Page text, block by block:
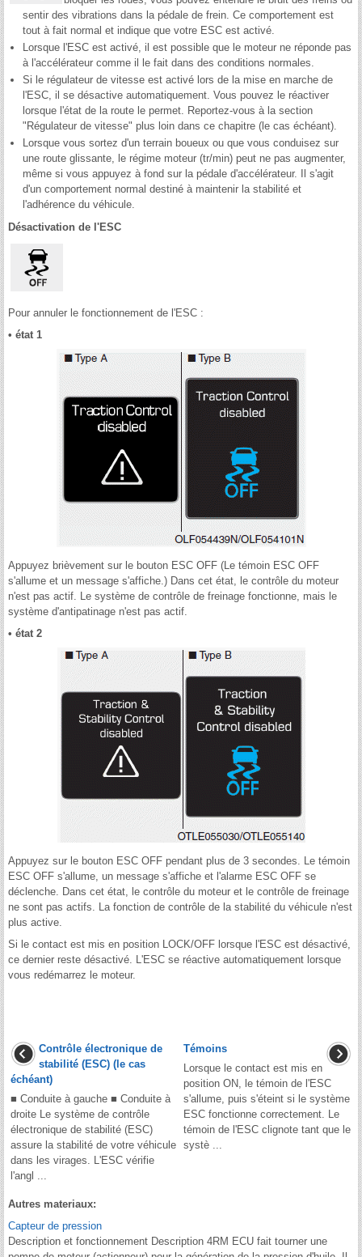
sentir des vibrations dans la pédale de frein. Ce comportement est
tout à fait normal et indique que votre ESC est activé.
Lorsque l'ESC est activé, il est possible que le moteur ne réponde pas
à l'accélérateur comme il le fait dans des conditions normales.
Si le régulateur de vitesse est activé lors de la mise en marche de
l'ESC, il se désactive automatiquement. Vous pouvez le réactiver
lorsque l'état de la route le permet. Reportez-vous à la section
"Régulateur de vitesse" plus loin dans ce chapitre (le cas échéant).
Lorsque vous sortez d'un terrain boueux ou que vous conduisez sur
une route glissante, le régime moteur (tr/min) peut ne pas augmenter,
même si vous appuyez à fond sur la pédale d'accélérateur. Il s'agit
d'un comportement normal destiné à maintenir la stabilité et
l'adhérence du véhicule.
Désactivation de l'ESC
Pour annuler le fonctionnement de l'ESC :
• état 1
Appuyez brièvement sur le bouton ESC OFF (Le témoin ESC OFF
s'allume et un message s'affiche.) Dans cet état, le contrôle du moteur
n'est pas actif. Le système de contrôle de freinage fonctionne, mais le
système d'antipatinage n'est pas actif.
• état 2
Appuyez sur le bouton ESC OFF pendant plus de 3 secondes. Le témoin
ESC OFF s'allume, un message s'affiche et l'alarme ESC OFF se
déclenche. Dans cet état, le contrôle du moteur et le contrôle de freinage
ne sont pas actifs. La fonction de contrôle de la stabilité du véhicule n'est
plus active.
Si le contact est mis en position LOCK/OFF lorsque l'ESC est désactivé,
ce dernier reste désactivé. L'ESC se réactive automatiquement lorsque
vous redémarrez le moteur.
Contrôle électronique de
stabilité (ESC) (le cas
échéant)
■ Conduite à gauche ■ Conduite à
droite Le système de contrôle
électronique de stabilité (ESC)
assure la stabilité de votre véhicule
dans les virages. L'ESC vérifie
l'angl ...
Témoins
Lorsque le contact est mis en
position ON, le témoin de l'ESC
s'allume, puis s'éteint si le système
ESC fonctionne correctement. Le
témoin de l'ESC clignote tant que le
systè ...
Autres materiaux:
Capteur de pression
Description et fonctionnement Description 4RM ECU fait tourner une